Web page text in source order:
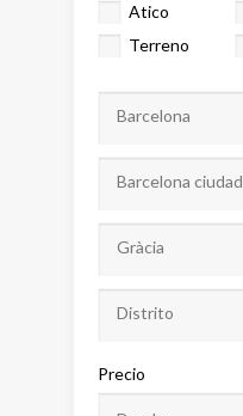
Atico
Terreno
Barcelona
Barcelona ciudad
Gràcia
Distrito
Precio